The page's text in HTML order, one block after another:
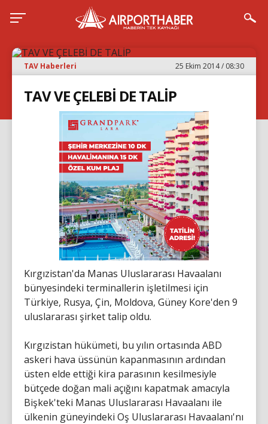
TAV Haberleri 25 Ekim 2014 / 08:30
TAV VE ÇELEBİ DE TALİP
Kırgızistan'da Manas Uluslararası Havaalanı
bünyesindeki terminallerin işletilmesi için
Türkiye, Rusya, Çin, Moldova, Güney Kore'den 9
uluslararası şirket talip oldu.
Kırgızistan hükümeti, bu yılın ortasında ABD
askeri hava üssünün kapanmasının ardından
üsten elde ettiği kira parasının kesilmesiyle
bütçede doğan mali açığını kapatmak amacıyla
Bişkek'teki Manas Uluslararası Havaalanı ile
ülkenin güneyindeki Oş Uluslararası Havaalanı'nı